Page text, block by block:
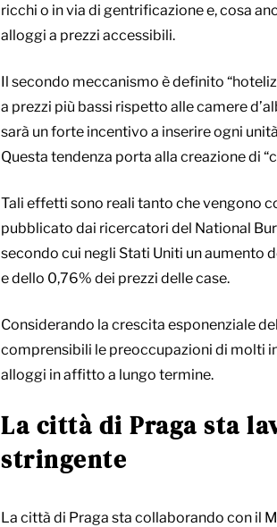
ricchi o in via di gentrificazione e, cosa
alloggi a prezzi accessibili.
Il secondo meccanismo è definito
a prezzi più bassi rispetto alle camere
sarà un forte incentivo a inserire ogni
Questa tendenza porta alla creazione di
Tali effetti sono reali tanto che vengono
pubblicato dai ricercatori del National
secondo cui negli Stati Uniti un aumento
e dello 0,76% dei prezzi delle case.
Considerando la crescita esponenziale
comprensibili le preoccupazioni di molti
alloggi in affitto a lungo termine.
La città di Praga sta
stringente
La città di Praga sta collaborando con il